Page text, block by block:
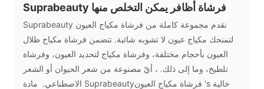
Suprabeauty فرشاة أظافر يمكن التخلص منها
Suprabeauty نقدم مجموعة كاملة من فرشاة مكياج العيون
لتمنحك مكياج عيون لا تشوبه شائبة. تتضمن فرشاة مكياج ظلال
العيون بأحجام مختلفة، وفرشاة مكياج لتحديد العيون، وفرشاة
تلطيخ، وما إلى ذلك. ، أيّ مصنوعة من شعر الحيوان أو الشعر
الاصطناعي. مادة Suprabeautyفرشاة مكياج العيون 's خالية